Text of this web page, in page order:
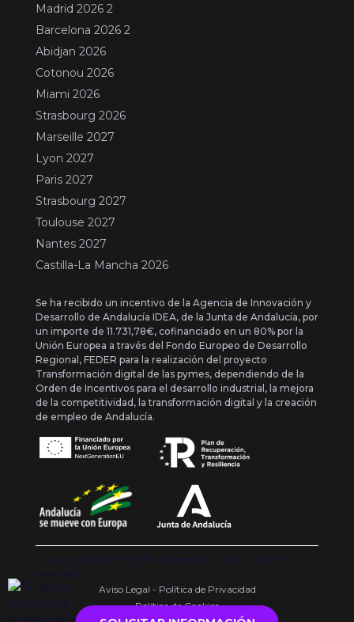
Madrid 2026 2
Barcelona 2026 2
Abidjan 2026
Cotonou 2026
Miami 2026
Strasbourg 2026
Marseille 2027
Lyon 2027
Paris 2027
Strasbourg 2027
Toulouse 2027
Nantes 2027
Castilla-La Mancha 2026
Se ha recibido un incentivo de la Agencia de Innovación y
Desarrollo de Andalucía IDEA, de la Junta de Andalucía, por
un importe de 11.731,78€, cofinanciado en un 80% por la
Unión Europea a través del Fondo Europeo de Desarrollo
Regional, FEDER para la realización del proyecto
Transformación digital de las pymes, dependiendo de la
Orden de Incentivos para el desarrollo industrial, la mejora
de la competitividad, la transformación digital y la creación
de empleo de Andalucía.
Copyright {{ date('Y') }} ® Franquishop. Todos los derechos
reservados
Aviso Legal - Política de Privacidad
Política de Cookies